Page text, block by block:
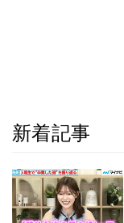
新着記事